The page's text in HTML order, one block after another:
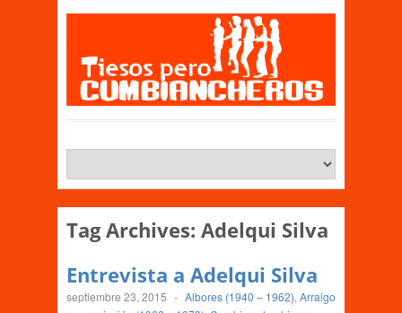
Tag Archives: Adelqui Silva
Entrevista a Adelqui Silva
septiembre 23, 2015 - Albores (1940 – 1962), Arraigo